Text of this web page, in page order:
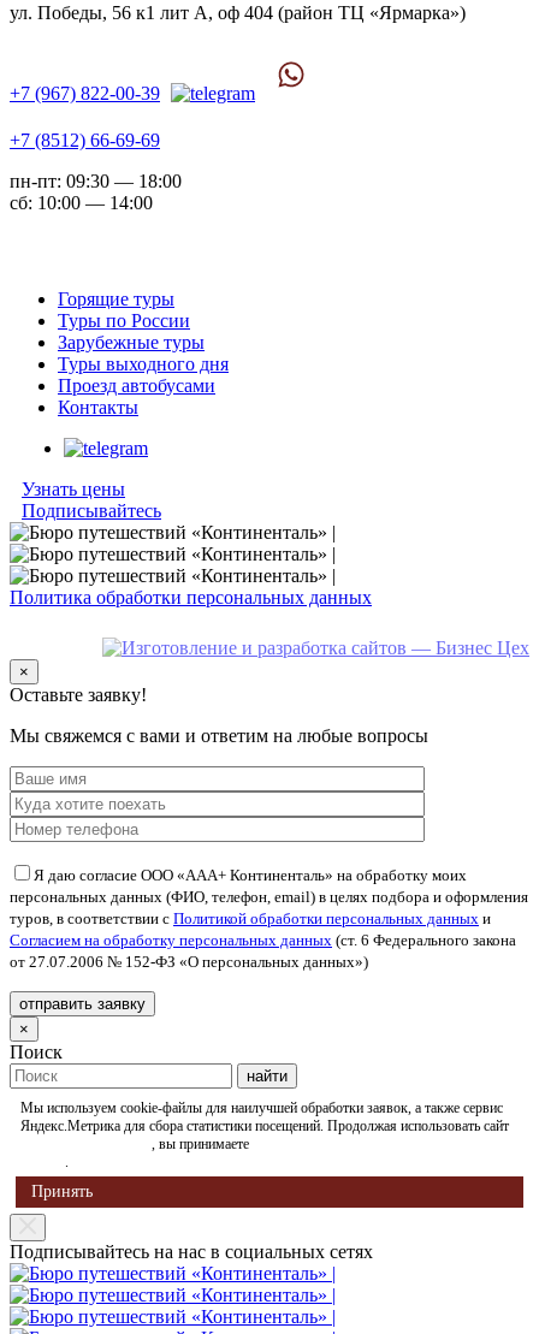
ул. Победы, 56 к1 лит А, оф 404 (район ТЦ «Ярмарка»)
+7 (967) 822-00-39
+7 (8512) 66-69-69
пн-пт: 09:30 — 18:00
сб: 10:00 — 14:00
Горящие туры
Туры по России
Зарубежные туры
Туры выходного дня
Проезд автобусами
Контакты
Узнать цены
Подписывайтесь
Политика обработки персональных данных
×
Оставьте заявку!
Мы свяжемся с вами и ответим на любые вопросы
Я даю согласие ООО «ААА+ Континенталь» на обработку моих
персональных данных (ФИО, телефон, email) в целях подбора и оформления
туров, в соответствии с Политикой обработки персональных данных и
Согласием на обработку персональных данных (ст. 6 Федерального закона
от 27.07.2006 № 152-ФЗ «О персональных данных»)
×
Поиск
Мы используем cookie-файлы для наилучшей обработки заявок, а также сервис
Яндекс.Метрика для сбора статистики посещений. Продолжая использовать сайт
www.continental-bp.ru, вы принимаете
.
Принять
Подписывайтесь на нас в социальных сетях